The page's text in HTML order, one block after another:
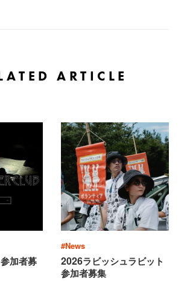
ARTICLE
参加者募
#News
2026ラビッシュラビッ ト
参加者募集